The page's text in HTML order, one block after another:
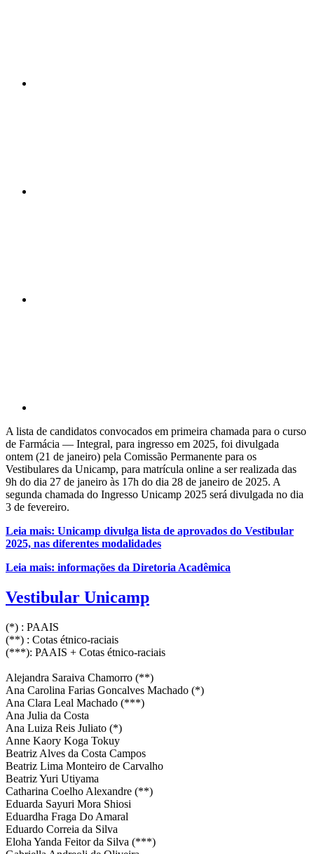
A lista de candidatos convocados em primeira chamada para o curso
de Farmácia — Integral, para ingresso em 2025, foi divulgada
ontem (21 de janeiro) pela Comissão Permanente para os
Vestibulares da Unicamp, para matrícula online a ser realizada das
9h do dia 27 de janeiro às 17h do dia 28 de janeiro de 2025. A
segunda chamada do Ingresso Unicamp 2025 será divulgada no dia
3 de fevereiro.
Leia mais: Unicamp divulga lista de aprovados do Vestibular
2025, nas diferentes modalidades
Leia mais: informações da Diretoria Acadêmica
Vestibular Unicamp
(*) : PAAIS
(**) : Cotas étnico-raciais
(***): PAAIS + Cotas étnico-raciais
Alejandra Saraiva Chamorro (**)
Ana Carolina Farias Goncalves Machado (*)
Ana Clara Leal Machado (***)
Ana Julia da Costa
Ana Luiza Reis Juliato (*)
Anne Kaory Koga Tokuy
Beatriz Alves da Costa Campos
Beatriz Lima Monteiro de Carvalho
Beatriz Yuri Utiyama
Catharina Coelho Alexandre (**)
Eduarda Sayuri Mora Shiosi
Eduardha Fraga Do Amaral
Eduardo Correia da Silva
Eloha Yanda Feitor da Silva (***)